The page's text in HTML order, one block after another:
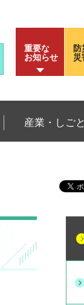
重要な
お知らせ
防
災
産業・しごと